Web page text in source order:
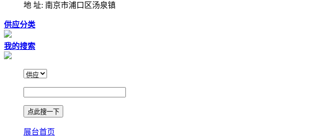
地 址: 南京市浦口区汤泉镇
供应分类
我的搜索
展台首页